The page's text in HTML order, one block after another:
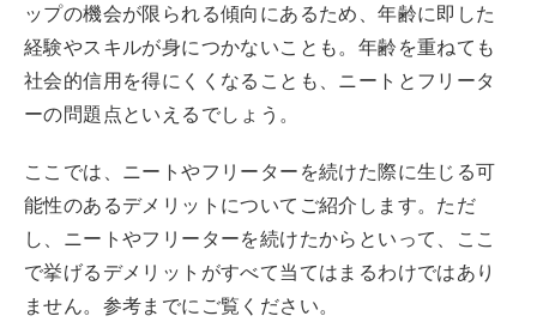
ップの機会が限られる傾向にあるため、年齢に即した
経験やスキルが身につかないことも。年齢を重ねても
社会的信用を得にくくなることも、ニートとフリータ
ーの問題点といえるでしょう。
ここでは、ニートやフリーターを続けた際に生じる可
能性のあるデメリットについてご紹介します。ただ
し、ニートやフリーターを続けたからといって、ここ
で挙げるデメリットがすべて当てはまるわけではあり
ません。参考までにご覧ください。